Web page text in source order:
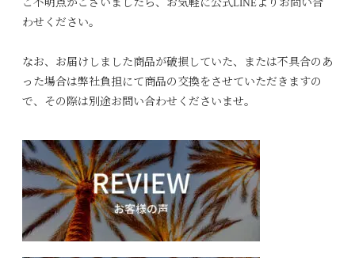
ご不明点がございましたら、お気軽に公式LINEよりお問い合
わせください。
なお、お届けしました商品が破損していた、または不具合のあ
った場合は弊社負担にて商品の交換をさせていただきますの
で、その際は別途お問い合わせくださいませ。